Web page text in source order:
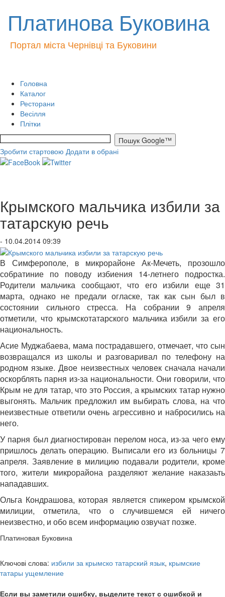
Платинова Буковина
Портал міста Чернівці та Буковини
Головна
Каталог
Ресторани
Весілля
Плітки
Зробити стартовою Додати в обрані
Крымского мальчика избили за
татарскую речь
- 10.04.2014 09:39
В Симферополе, в микрорайоне Ак-Мечеть, прозошло
собратиние по поводу избиения 14-летнего подростка.
Родители мальчика сообщают, что его избили еще 31
марта, однако не предали огласке, так как сын был в
состоянии сильного стресса. На собрании 9 апреля
отметили, что крымскотатарского мальчика избили за его
национальность.
Асие Муджабаева, мама пострадавшего, отмечает, что сын
возвращался из школы и разговаривал по телефону на
родном языке. Двое неизвестных человек сначала начали
оскорблять парня из-за национальности. Они говорили, что
Крым не для татар, что это Россия, а крымских татар нужно
выгонять. Мальчик предложил им выбирать слова, на что
неизвестные ответили очень агрессивно и набросились на
него.
У парня был диагностирован перелом носа, из-за чего ему
пришлось делать операцию. Выписали его из больницы 7
апреля. Заявление в милицию подавали родители, кроме
того, жители микрорайона разделяют желание наказаьть
нападавших.
Ольга Кондрашова, которая является спикером крымской
милиции, отметила, что о случившемся ей ничего
неизвестно, и обо всем информацию озвучат позже.
Платиновая Буковина
Ключові слова: избили за крымско татарский язык, крымские
татары ущемление
Если вы заметили ошибку, выделите текст с ошибкой и